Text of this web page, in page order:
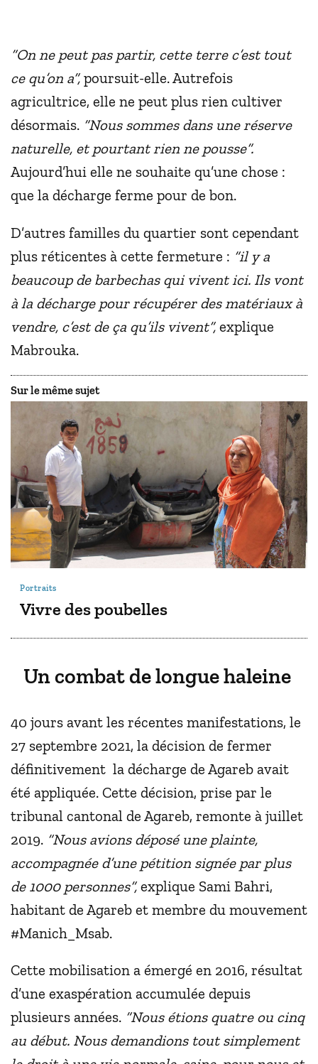
“On ne peut pas partir, cette terre c’est tout
ce qu’on a”, poursuit-elle. Autrefois
agricultrice, elle ne peut plus rien cultiver
désormais. “Nous sommes dans une réserve
naturelle, et pourtant rien ne pousse”.
Aujourd’hui elle ne souhaite qu’une chose :
que la décharge ferme pour de bon.
D’autres familles du quartier sont cependant
plus réticentes à cette fermeture : “il y a
beaucoup de barbechas qui vivent ici. Ils vont
à la décharge pour récupérer des matériaux à
vendre, c’est de ça qu’ils vivent”, explique
Mabrouka.
Sur le même sujet
Portraits
Vivre des poubelles
Un combat de longue haleine
40 jours avant les récentes manifestations, le
27 septembre 2021, la décision de fermer
définitivement la décharge de Agareb avait
été appliquée. Cette décision, prise par le
tribunal cantonal de Agareb, remonte à juillet
2019. “Nous avions déposé une plainte,
accompagnée d’une pétition signée par plus
de 1000 personnes”, explique Sami Bahri,
habitant de Agareb et membre du mouvement
#Manich_Msab.
Cette mobilisation a émergé en 2016, résultat
d’une exaspération accumulée depuis
plusieurs années. “Nous étions quatre ou cinq
au début. Nous demandions tout simplement